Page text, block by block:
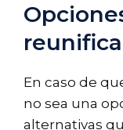
En caso de
no sea una
alternativas